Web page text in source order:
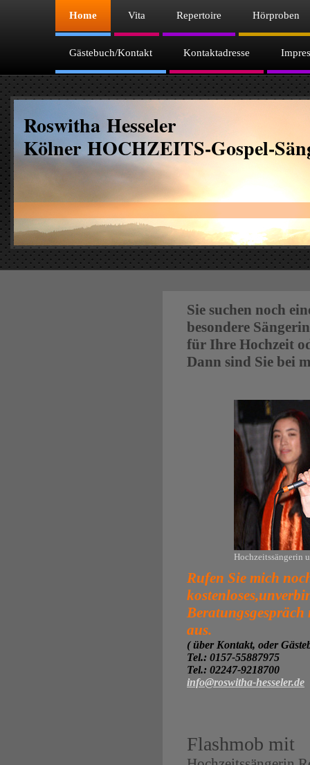
Home Vita Repertoire Hörproben
Gästebuch/Kontakt Kontaktadresse
Roswitha Hesseler
Kölner HOCHZEITS-Gospel-
Sie suchen noch
besondere Sängerin
für Ihre Hochzeit
Dann sind Sie bei
Hochzeitssängerin
Rufen Sie mich
aus.
( über Kontakt, oder
Tel.: 0157-55887975
Tel.: 02247-9218700
info@roswitha-hesseler.de
Flashmob mit